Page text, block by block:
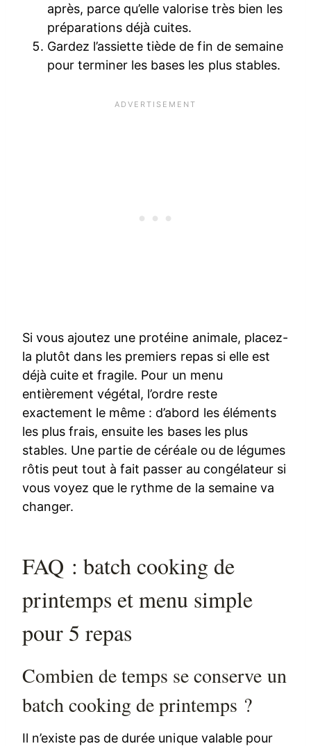
après, parce qu’elle valorise très bien les
préparations déjà cuites.
Gardez l’assiette tiède de fin de semaine
pour terminer les bases les plus stables.
Si vous ajoutez une protéine animale, placez-
la plutôt dans les premiers repas si elle est
déjà cuite et fragile. Pour un menu
entièrement végétal, l’ordre reste
exactement le même : d’abord les éléments
les plus frais, ensuite les bases les plus
stables. Une partie de céréale ou de légumes
rôtis peut tout à fait passer au congélateur si
vous voyez que le rythme de la semaine va
changer.
FAQ : batch cooking de
printemps et menu simple
pour 5 repas
Combien de temps se conserve un
batch cooking de printemps ?
Il n’existe pas de durée unique valable pour